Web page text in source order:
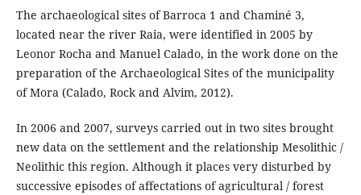
The archaeological sites of Barroca 1 and Chaminé 3,
located near the river Raia, were identified in 2005 by
Leonor Rocha and Manuel Calado, in the work done on the
preparation of the Archaeological Sites of the municipality
of Mora (Calado, Rock and Alvim, 2012).
In 2006 and 2007, surveys carried out in two sites brought
new data on the settlement and the relationship Mesolithic /
Neolithic this region. Although it places very disturbed by
successive episodes of affectations of agricultural / forest